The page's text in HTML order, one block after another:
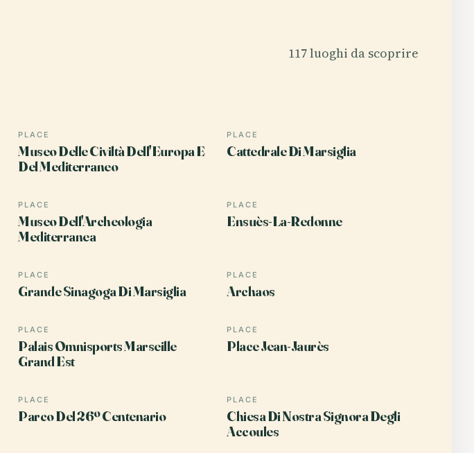
117 luoghi da scoprire
PLACE
Museo Delle Civiltà Dell'Europa E
Del Mediterraneo
PLACE
Cattedrale Di Marsiglia
PLACE
Museo Dell'Archeologia
Mediterranea
PLACE
Ensuès-La-Redonne
PLACE
Grande Sinagoga Di Marsiglia
PLACE
Archaos
PLACE
Palais Omnisports Marseille
Grand Est
PLACE
Place Jean-Jaurès
PLACE
Parco Del 26º Centenario
PLACE
Chiesa Di Nostra Signora Degli
Accoules